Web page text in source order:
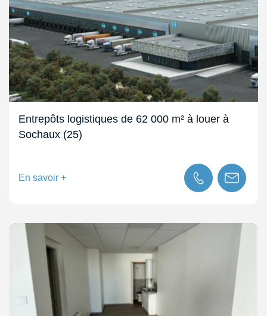
Entrepôts logistiques de 62 000 m² à louer à
Sochaux (25)
En savoir +